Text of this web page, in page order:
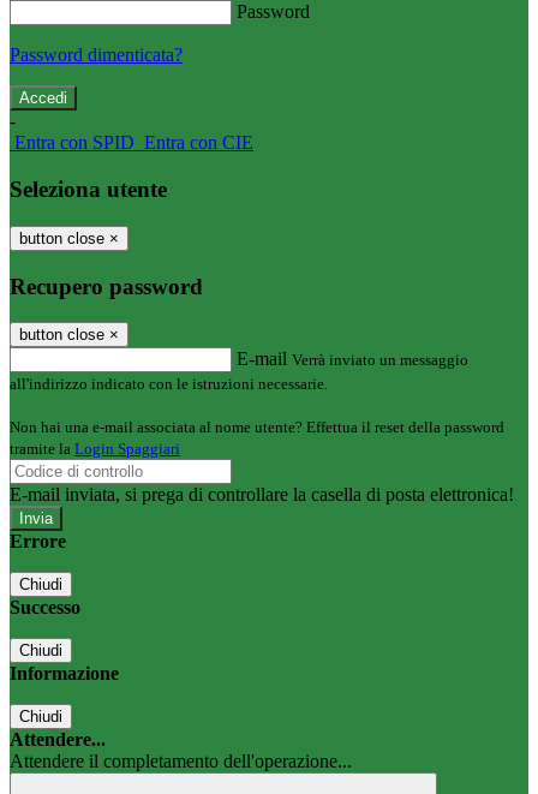
Password
Password dimenticata?
-
Entra con SPID Entra con CIE
Seleziona utente
button close ×
Recupero password
button close ×
E-mail Verrà inviato un messaggio
all'indirizzo indicato con le istruzioni necessarie.
Non hai una e-mail associata al nome utente? Effettua il reset della password
tramite la Login Spaggiari
E-mail inviata, si prega di controllare la casella di posta elettronica!
Errore
Chiudi
Successo
Chiudi
Informazione
Chiudi
Attendere...
Attendere il completamento dell'operazione...